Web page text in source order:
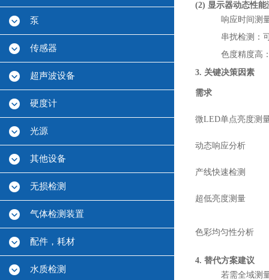
泵
传感器
超声波设备
硬度计
光源
其他设备
无损检测
气体检测装置
配件，耗材
水质检测
(2) 显示器动态性
响应时间测
串扰检测：
色度精度高
3. 关键决策因素
需求
微LED单点亮度测
动态响应分析
产线快速检测
超低亮度测量
色彩均匀性分析
4. 替代方案建议
若需全域测